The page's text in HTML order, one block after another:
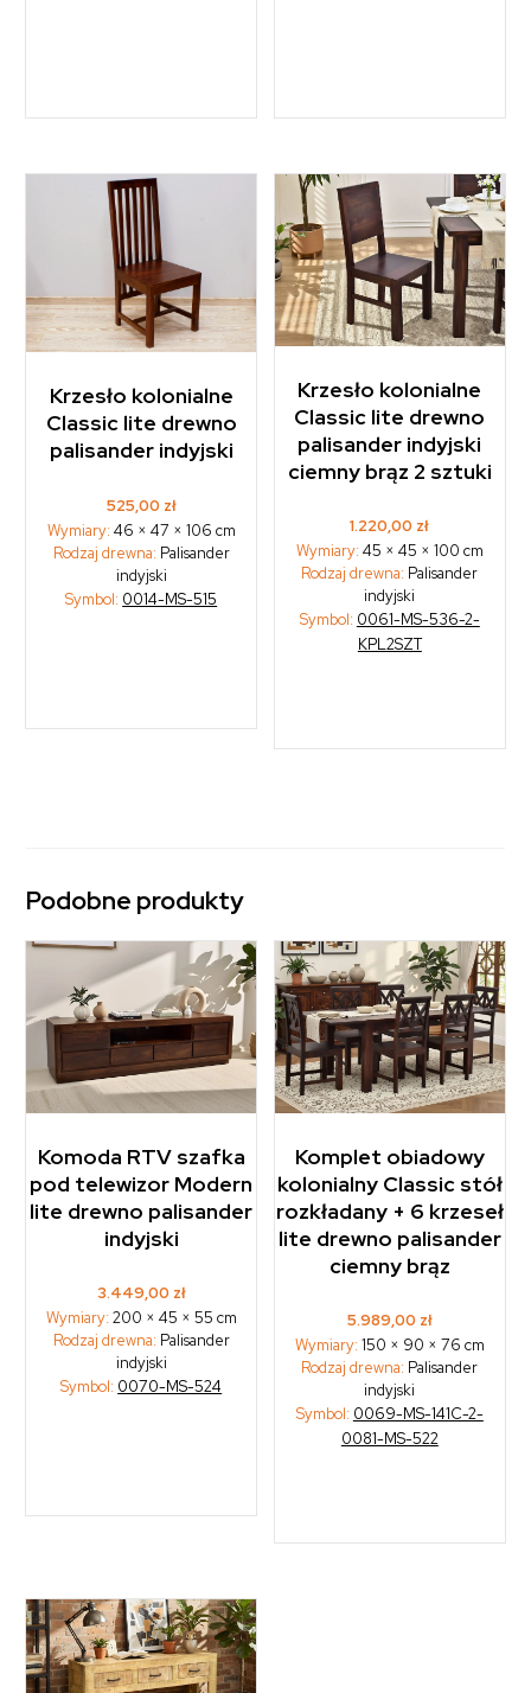
Krzesło kolonialne
Classic lite drewno
palisander indyjski
525,00 zł
Wymiary: 46 × 47 × 106 cm
Rodzaj drewna: Palisander
indyjski
Symbol: 0014-MS-515
Krzesło kolonialne
Classic lite drewno
palisander indyjski
ciemny brąz 2 sztuki
1.220,00 zł
Wymiary: 45 × 45 × 100 cm
Rodzaj drewna: Palisander
indyjski
Symbol: 0061-MS-536-2-
KPL2SZT
Podobne produkty
Komoda RTV szafka
pod telewizor Modern
lite drewno palisander
indyjski
3.449,00 zł
Wymiary: 200 × 45 × 55 cm
Rodzaj drewna: Palisander
indyjski
Symbol: 0070-MS-524
Komplet obiadowy
kolonialny Classic stół
rozkładany + 6 krzeseł
lite drewno palisander
ciemny brąz
5.989,00 zł
Wymiary: 150 × 90 × 76 cm
Rodzaj drewna: Palisander
indyjski
Symbol: 0069-MS-141C-2-
0081-MS-522